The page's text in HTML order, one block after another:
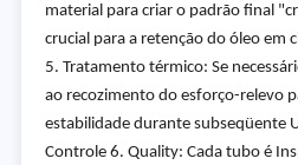
material para criar o padrão final
crucial para a retenção do óleo em
5. Tratamento térmico: Se
ao recozimento do esforço-relevo
estabilidade durante subseqüente
Controle 6. Quality: Cada tubo é